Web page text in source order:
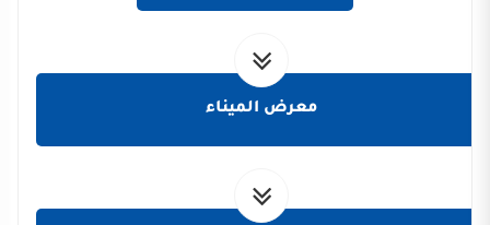
معرض الميناء